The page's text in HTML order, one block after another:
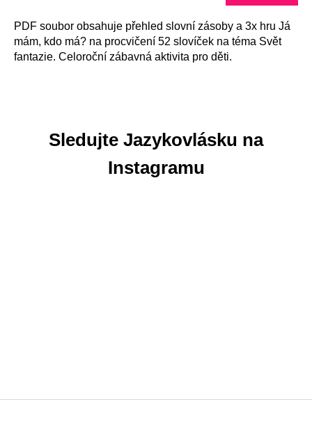
PDF soubor obsahuje přehled slovní zásoby a 3x hru Já
mám, kdo má? na procvičení 52 slovíček na téma Svět
fantazie. Celoroční zábavná aktivita pro děti.
Sledujte Jazykovlásku na
Instagramu